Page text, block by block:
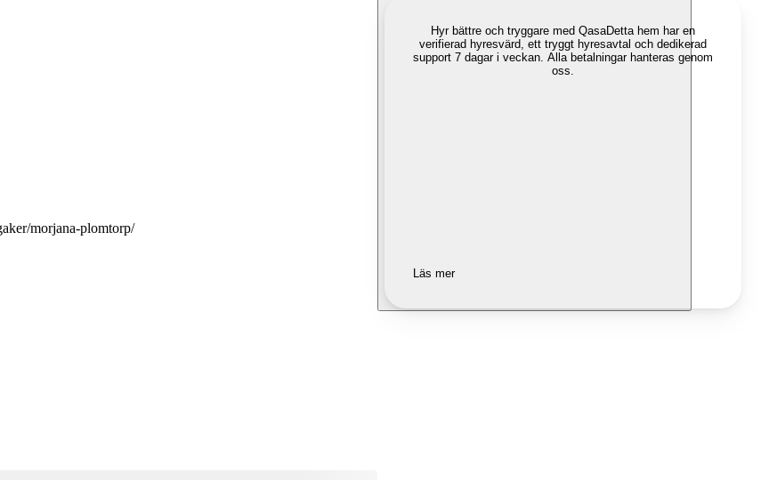
morjana-plomtorp/
Hyr bättre och tryggare med QasaDetta hem har en
verifierad hyresvärd, ett tryggt hyresavtal och dedikerad
support 7 dagar i veckan. Alla betalningar hanteras genom
oss.
Läs mer